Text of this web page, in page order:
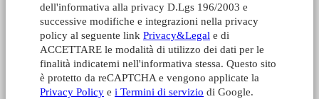
dell'informativa alla privacy D.Lgs 196/2003 e
successive modifiche e integrazioni nella privacy
policy al seguente link Privacy&Legal e di
ACCETTARE le modalità di utilizzo dei dati per le
finalità indicatemi nell'informativa stessa. Questo sito
è protetto da reCAPTCHA e vengono applicate la
Privacy Policy e i Termini di servizio di Google.